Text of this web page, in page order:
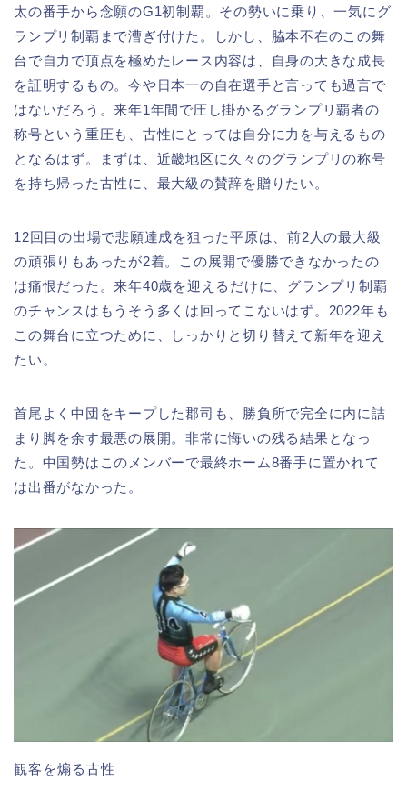
太の番手から念願のG1初制覇。その勢いに乗り、一気にグ
ランプリ制覇まで漕ぎ付けた。しかし、脇本不在のこの舞
台で自力で頂点を極めたレース内容は、自身の大きな成長
を証明するもの。今や日本一の自在選手と言っても過言で
はないだろう。来年1年間で圧し掛かるグランプリ覇者の
称号という重圧も、古性にとっては自分に力を与えるもの
となるはず。まずは、近畿地区に久々のグランプリの称号
を持ち帰った古性に、最大級の賛辞を贈りたい。
12回目の出場で悲願達成を狙った平原は、前2人の最大級
の頑張りもあったが2着。この展開で優勝できなかったの
は痛恨だった。来年40歳を迎えるだけに、グランプリ制覇
のチャンスはもうそう多くは回ってこないはず。2022年も
この舞台に立つために、しっかりと切り替えて新年を迎え
たい。
首尾よく中団をキープした郡司も、勝負所で完全に内に詰
まり脚を余す最悪の展開。非常に悔いの残る結果となっ
た。中国勢はこのメンバーで最終ホーム8番手に置かれて
は出番がなかった。
観客を煽る古性